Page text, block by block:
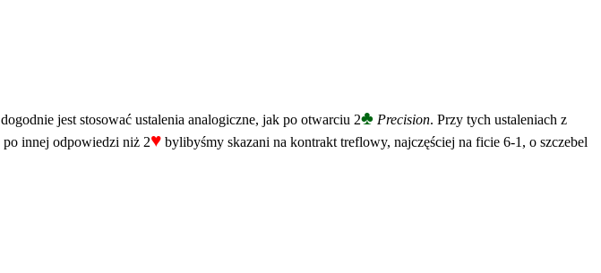
dogodnie jest stosować ustalenia analogiczne, jak po otwarciu 2♣ Precision. Przy tych ustaleniach z
po innej odpowiedzi niż 2♥ bylibyśmy skazani na kontrakt treflowy, najczęściej na ficie 6-1, o szczebel